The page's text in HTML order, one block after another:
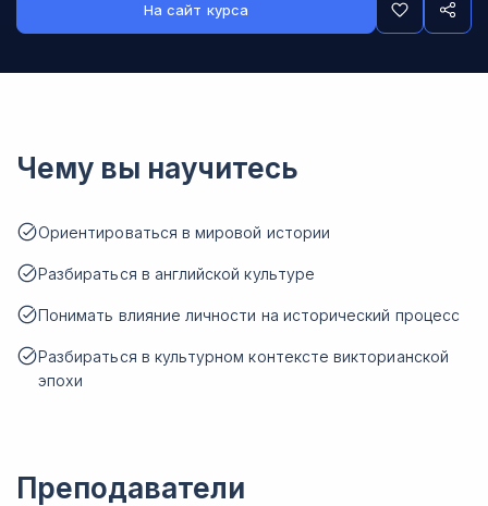
На сайт курса
Чему вы научитесь
Ориентироваться в мировой истории
Разбираться в английской культуре
Понимать влияние личности на исторический процесс
Разбираться в культурном контексте викторианской
эпохи
Преподаватели